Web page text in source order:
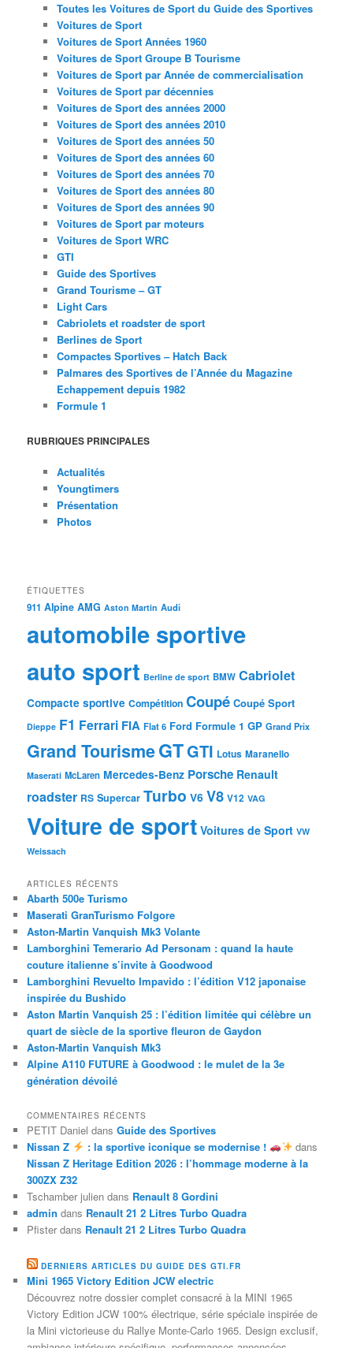
Toutes les Voitures de Sport du Guide des Sportives
Voitures de Sport
Voitures de Sport Années 1960
Voitures de Sport Groupe B Tourisme
Voitures de Sport par Année de commercialisation
Voitures de Sport par décennies
Voitures de Sport des années 2000
Voitures de Sport des années 2010
Voitures de Sport des années 50
Voitures de Sport des années 60
Voitures de Sport des années 70
Voitures de Sport des années 80
Voitures de Sport des années 90
Voitures de Sport par moteurs
Voitures de Sport WRC
GTI
Guide des Sportives
Grand Tourisme – GT
Light Cars
Cabriolets et roadster de sport
Berlines de Sport
Compactes Sportives – Hatch Back
Palmares des Sportives de l’Année du Magazine
Echappement depuis 1982
Formule 1
RUBRIQUES PRINCIPALES
Actualités
Youngtimers
Présentation
Photos
ÉTIQUETTES
911 Alpine AMG Aston Martin Audi
automobile sportive
auto sport Berline de sport BMW Cabriolet
Compacte sportive Compétition Coupé Coupé Sport
Dieppe F1 Ferrari FIA Flat 6 Ford Formule 1 GP Grand Prix
Grand TourismeGTGTI Lotus Maranello
Maserati McLaren Mercedes-Benz Porsche Renault
roadster RS Supercar Turbo V6 V8 V12 VAG
Voiture de sport Voitures de Sport VW
Weissach
ARTICLES RÉCENTS
Abarth 500e Turismo
Maserati GranTurismo Folgore
Aston-Martin Vanquish Mk3 Volante
Lamborghini Temerario Ad Personam : quand la haute
couture italienne s’invite à Goodwood
Lamborghini Revuelto Impavido : l’édition V12 japonaise
inspirée du Bushido
Aston Martin Vanquish 25 : l’édition limitée qui célèbre un
quart de siècle de la sportive fleuron de Gaydon
Aston-Martin Vanquish Mk3
Alpine A110 FUTURE à Goodwood : le mulet de la 3e
génération dévoilé
COMMENTAIRES RÉCENTS
PETIT Daniel dansGuide des Sportives
Nissan Z
: la sportive iconique se modernise !
dans
Nissan Z Heritage Edition 2026 : l’hommage moderne à la
300ZX Z32
Tschamber julien dans Renault 8 Gordini
admin dans Renault 21 2 Litres Turbo Quadra
Pfister dans Renault 21 2 Litres Turbo Quadra
DERNIERS ARTICLES DU GUIDE DES GTI.FR
Mini 1965 Victory Edition JCW electric
Découvrez notre dossier complet consacré à la MINI 1965
Victory Edition JCW 100% électrique, série spéciale inspirée de
la Mini victorieuse du Rallye Monte-Carlo 1965. Design exclusif,